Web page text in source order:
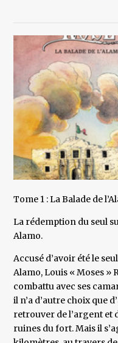
Tome 1 : La Balade de
La rédemption du seul
Alamo.
Accusé d’avoir été le
Alamo, Louis « Moses »
combattu avec ses
il n’a d’autre choix que
retrouver de l’argent et
ruines du fort. Mais il